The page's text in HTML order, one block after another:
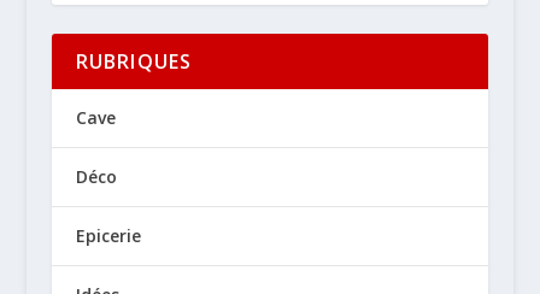
RUBRIQUES
Cave
Déco
Epicerie